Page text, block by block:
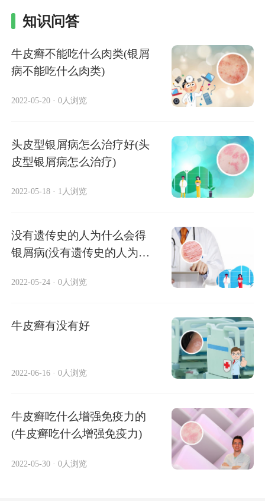
知识问答
牛皮癣不能吃什么肉类(银屑
病不能吃什么肉类)
2022-05-20 · 0人浏览
头皮型银屑病怎么治疗好(头
皮型银屑病怎么治疗)
2022-05-18 · 1人浏览
没有遗传史的人为什么会得
银屑病(没有遗传史的人为什
2022-05-24 · 0人浏览
牛皮癣有没有好
2022-06-16 · 0人浏览
牛皮癣吃什么增强免疫力的
(牛皮癣吃什么增强免疫力)
2022-05-30 · 0人浏览